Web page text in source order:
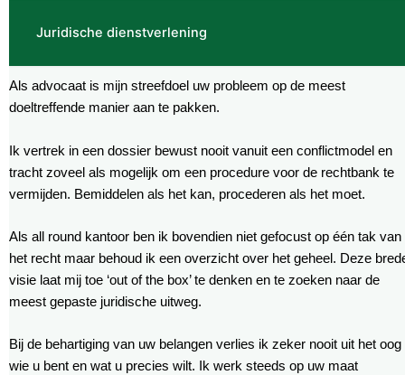
Juridische dienstverlening
Als advocaat is mijn streefdoel uw probleem op de meest
doeltreffende manier aan te pakken.
Ik vertrek in een dossier bewust nooit vanuit een conflictmodel en
tracht zoveel als mogelijk om een procedure voor de rechtbank te
vermijden. Bemiddelen als het kan, procederen als het moet.
Als all round kantoor ben ik bovendien niet gefocust op één tak van
het recht maar behoud ik een overzicht over het geheel. Deze
visie laat mij toe ‘out of the box’ te denken en te zoeken naar de
meest gepaste juridische uitweg.
Bij de behartiging van uw belangen verlies ik zeker nooit uit het oog
wie u bent en wat u precies wilt. Ik werk steeds op uw maat